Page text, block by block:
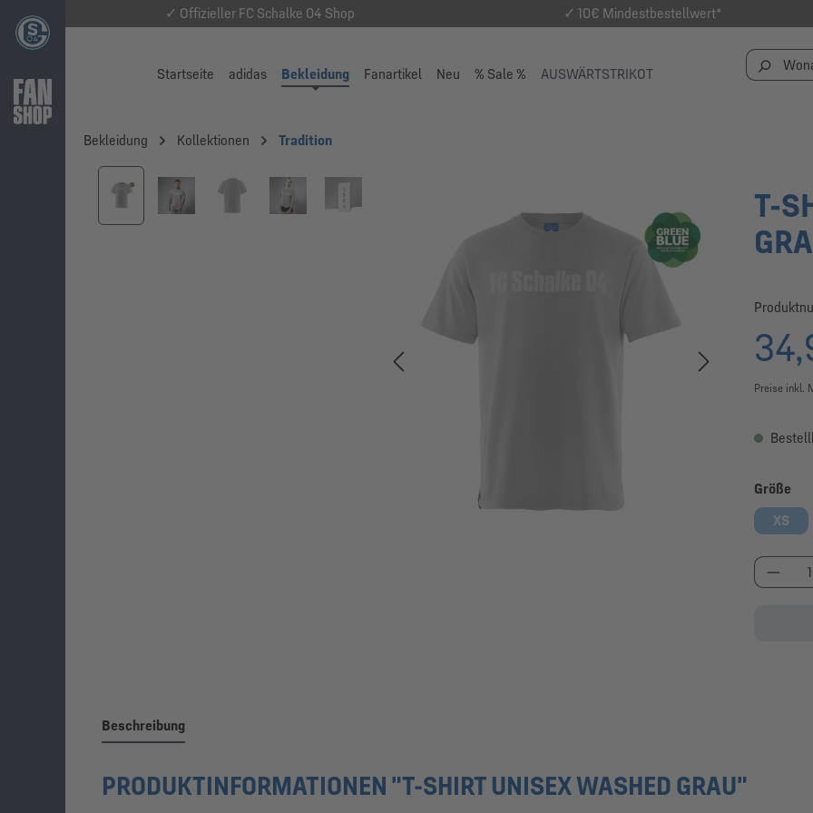
✓ Offizieller FC Schalke 04 Shop ✓ 10€ Mindestbestellwert*
Startseite adidas Bekleidung Fanartikel Neu % Sale % AUSWÄRTSTRIKOT
Bekleidung Kollektionen Tradition
Bildergalerie überspringen
T-
Preise inkl.
Größe
XS
Beschreibung
PRODUKTINFORMATIONEN "T-SHIRT UNISEX WASHED GRAU"